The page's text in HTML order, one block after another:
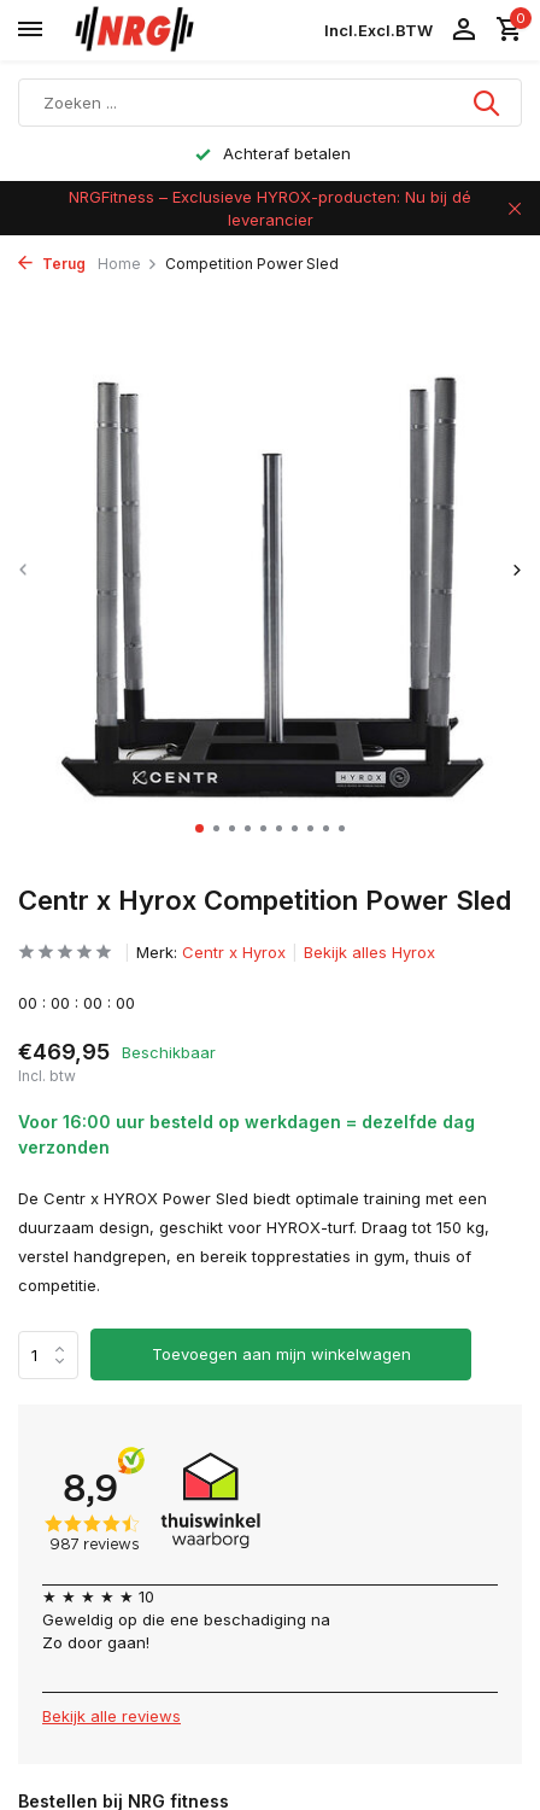
Incl.Excl.BTW
0
Achteraf betalen
NRGFitness – Exclusieve HYROX-producten: Nu bij dé
leverancier
Terug Home Competition Power Sled
Centr x Hyrox Competition Power Sled
Merk: Centr x Hyrox Bekijk alles Hyrox
00 : 00 : 00 : 00
€469,95 Beschikbaar
Incl. btw
Voor 16:00 uur besteld op werkdagen = dezelfde dag
verzonden
De Centr x HYROX Power Sled biedt optimale training met een
duurzaam design, geschikt voor HYROX-turf. Draag tot 150 kg,
verstel handgrepen, en bereik topprestaties in gym, thuis of
competitie.
Toevoegen aan mijn winkelwagen
★ ★ ★ ★ ★ 10
Geweldig op die ene beschadiging na
Zo door gaan!
Bekijk alle reviews
Bestellen bij NRG fitness